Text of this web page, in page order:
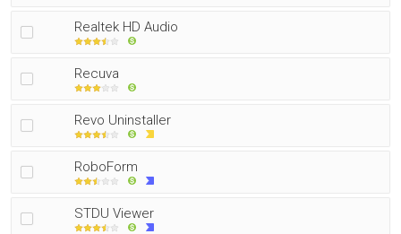
Realtek HD Audio
Recuva
Revo Uninstaller
RoboForm
STDU Viewer